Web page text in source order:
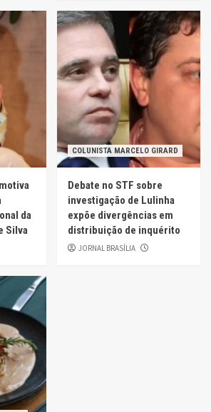
da
Silva
COLUNISTA MARCELO GIRARD
Debate no STF sobre
investigação de Lulinha
expõe divergências em
distribuição de inquérito
JORNAL BRASÍLIA